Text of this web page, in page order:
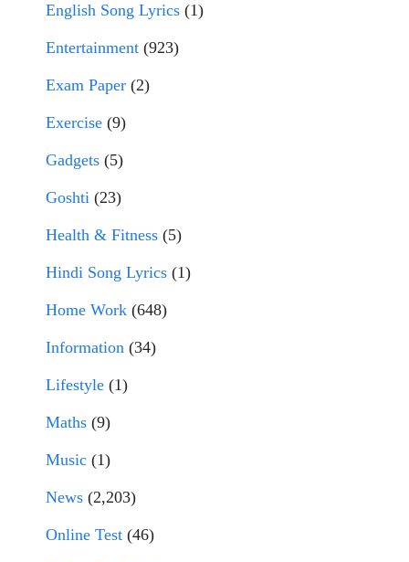
English Song Lyrics (1)
Entertainment (923)
Exam Paper (2)
Exercise (9)
Gadgets (5)
Goshti (23)
Health & Fitness (5)
Hindi Song Lyrics (1)
Home Work (648)
Information (34)
Lifestyle (1)
Maths (9)
Music (1)
News (2,203)
Online Test (46)